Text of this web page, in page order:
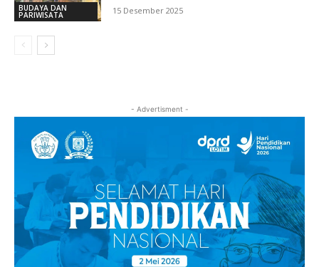
BUDAYA DAN
PARIWISATA 15 Desember 2025
- Advertisment -